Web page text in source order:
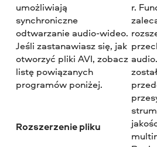
umożliwiają
synchroniczne
odtwarzanie audio-wideo.
Jeśli zastanawiasz się, jak
otworzyć pliki AVI, zobacz
listę powiązanych
programów poniżej.
Rozszerzenie pliku
r.